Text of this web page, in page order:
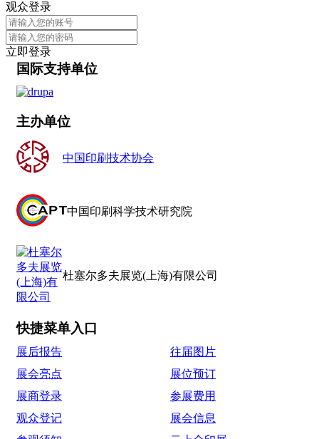
观众登录
立即登录
国际支持单位
主办单位
中国印刷技术协会
中国印刷科学技术研究院
杜塞尔多夫展览(上海)有限公司
快捷菜单入口
展后报告
往届图片
展会亮点
展位预订
展商登录
参展费用
观众登记
展会信息